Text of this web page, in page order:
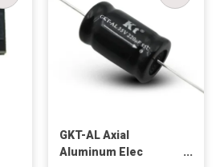
GKT-AL Axial
Aluminum Elec